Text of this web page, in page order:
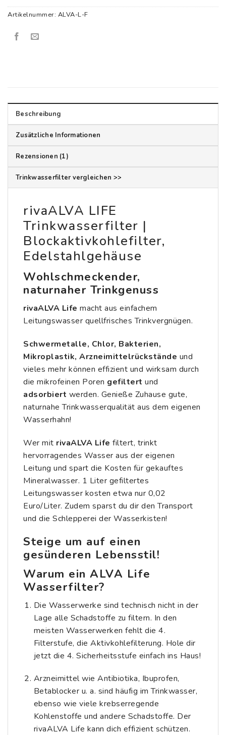
Artikelnummer: ALVA-L-F
Beschreibung
Zusätzliche Informationen
Rezensionen (1)
Trinkwasserfilter vergleichen >>
rivaALVA LIFE
Trinkwasserfilter |
Blockaktivkohlefilter,
Edelstahlgehäuse
Wohlschmeckender,
naturnaher Trinkgenuss
rivaALVA Life macht aus einfachem
Leitungswasser quellfrisches Trinkvergnügen.
Schwermetalle, Chlor, Bakterien,
Mikroplastik, Arzneimittelrückstände und
vieles mehr können effizient und wirksam durch
die mikrofeinen Poren gefiltert und
adsorbiert werden. Genieße Zuhause gute,
naturnahe Trinkwasserqualität aus dem eigenen
Wasserhahn!
Wer mit rivaALVA Life filtert, trinkt
hervorragendes Wasser aus der eigenen
Leitung und spart die Kosten für gekauftes
Mineralwasser. 1 Liter gefiltertes
Leitungswasser kosten etwa nur 0,02
Euro/Liter. Zudem sparst du dir den Transport
und die Schlepperei der Wasserkisten!
Steige um auf einen
gesünderen Lebensstil!
Warum ein ALVA Life
Wasserfilter?
Die Wasserwerke sind technisch nicht in der
Lage alle Schadstoffe zu filtern. In den
meisten Wasserwerken fehlt die 4.
Filterstufe, die Aktivkohlefilterung. Hole dir
jetzt die 4. Sicherheitsstufe einfach ins Haus!
Arzneimittel wie Antibiotika, Ibuprofen,
Betablocker u. a. sind häufig im Trinkwasser,
ebenso wie viele krebserregende
Kohlenstoffe und andere Schadstoffe. Der
rivaALVA Life kann dich effizient schützen.